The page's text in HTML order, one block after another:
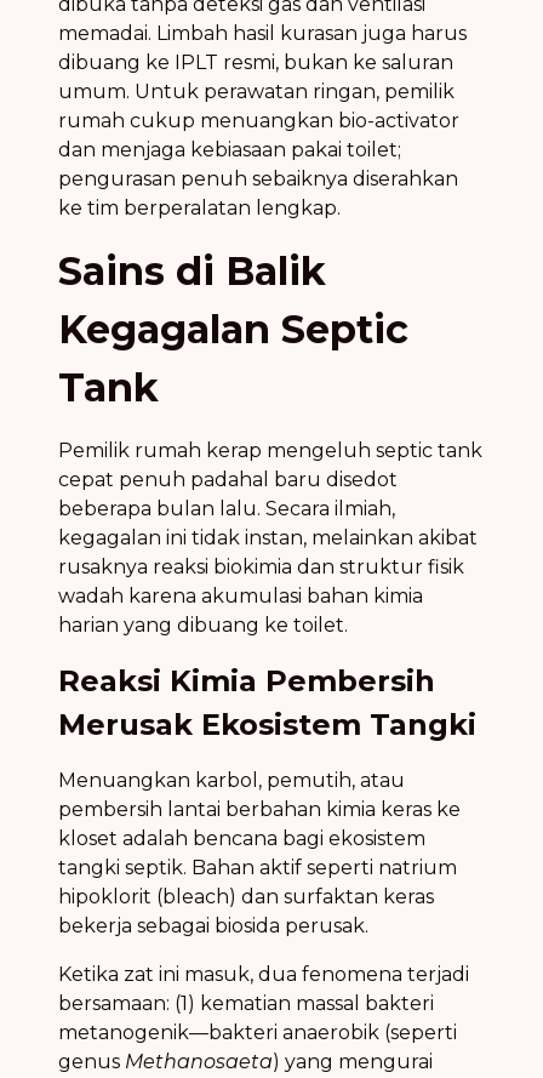
memadai. Limbah hasil kurasan juga harus
dibuang ke IPLT resmi, bukan ke saluran
umum. Untuk perawatan ringan, pemilik
rumah cukup menuangkan bio-activator
dan menjaga kebiasaan pakai toilet;
pengurasan penuh sebaiknya diserahkan
ke tim berperalatan lengkap.
Sains di Balik
Kegagalan Septic
Tank
Pemilik rumah kerap mengeluh septic tank
cepat penuh padahal baru disedot
beberapa bulan lalu. Secara ilmiah,
kegagalan ini tidak instan, melainkan akibat
rusaknya reaksi biokimia dan struktur fisik
wadah karena akumulasi bahan kimia
harian yang dibuang ke toilet.
Reaksi Kimia Pembersih
Merusak Ekosistem Tangki
Menuangkan karbol, pemutih, atau
pembersih lantai berbahan kimia keras ke
kloset adalah bencana bagi ekosistem
tangki septik. Bahan aktif seperti natrium
hipoklorit (bleach) dan surfaktan keras
bekerja sebagai biosida perusak.
Ketika zat ini masuk, dua fenomena terjadi
bersamaan: (1) kematian massal bakteri
metanogenik—bakteri anaerobik (seperti
genus Methanosaeta) yang mengurai